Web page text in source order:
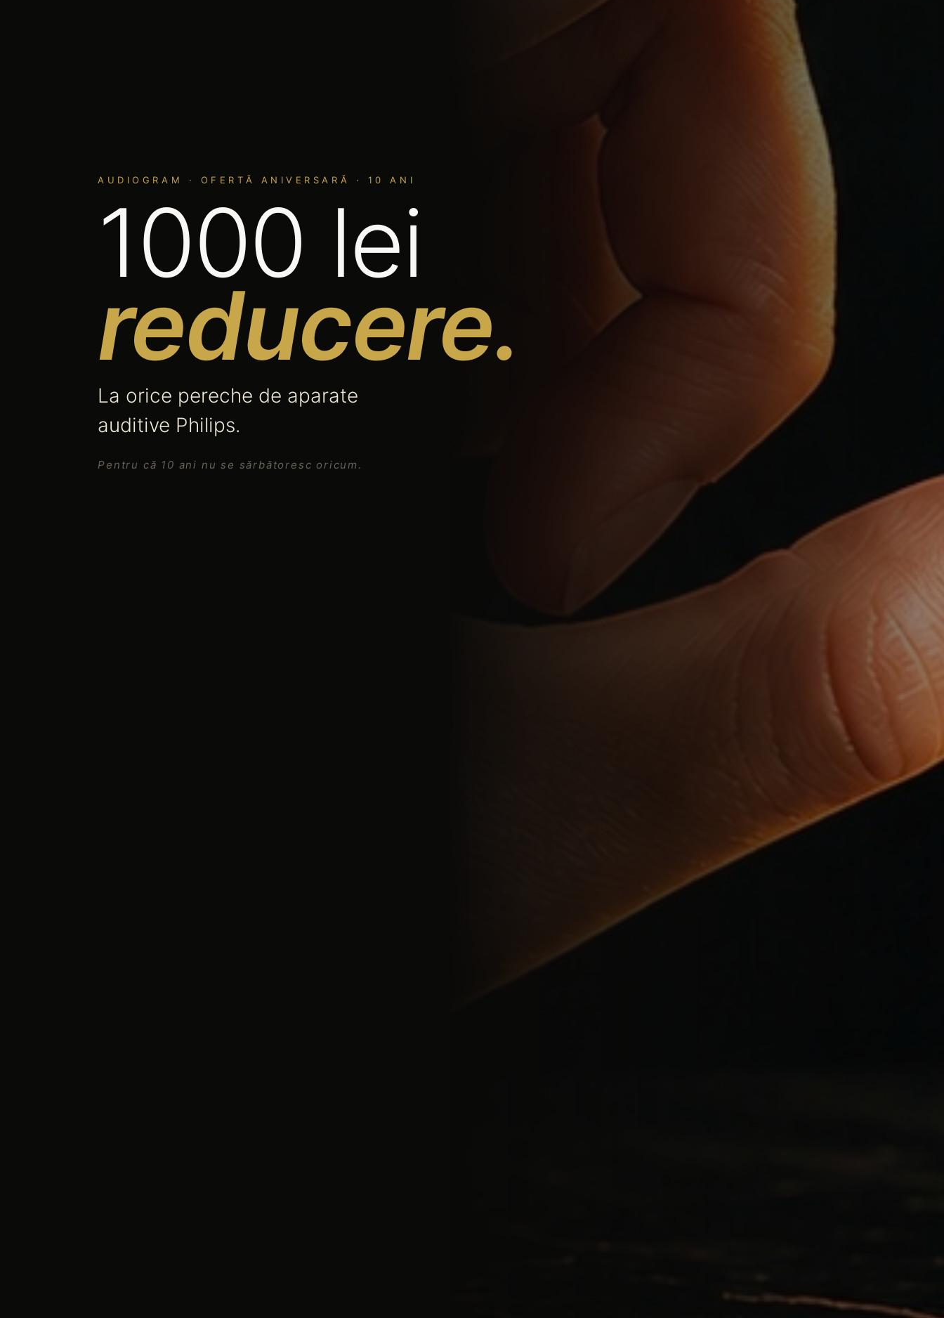
AUDIOGRAM · OFERTĂ ANIVERSARĂ · 10 ANI
1000 lei
reducere.
La orice pereche de aparate
auditive Philips.
Pentru că 10 ani nu se sărbătoresc oricum.